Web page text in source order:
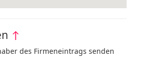
↑
des Firmeneintrags senden